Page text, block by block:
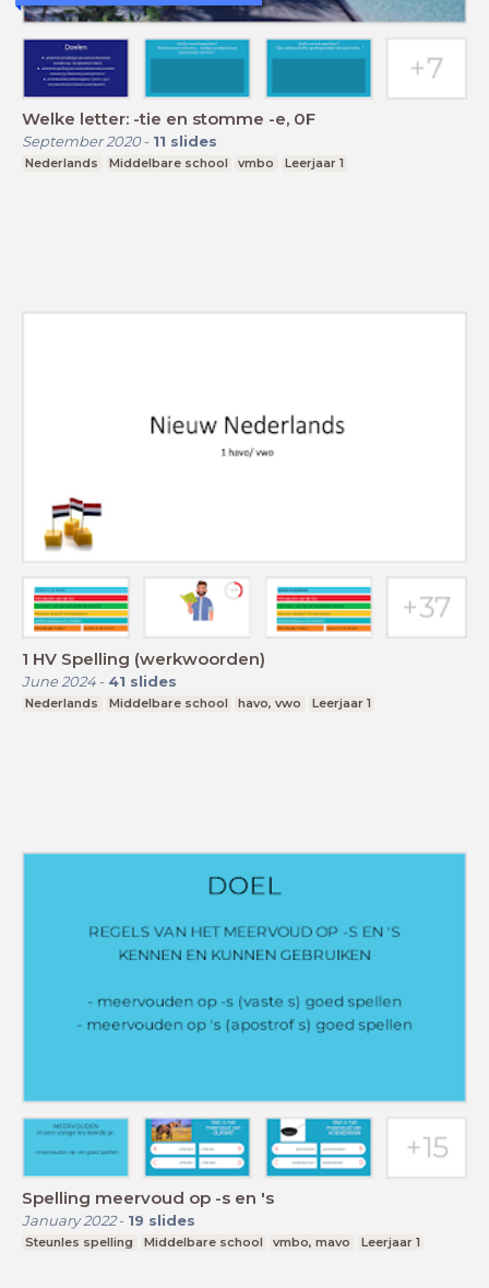
Welke letter: -tie en stomme -e, 0F
September 2020- 11 slides
Nederlands Middelbare school vmbo Leerjaar 1
1 HV Spelling (werkwoorden)
June 2024- 41 slides
Nederlands Middelbare school havo, vwo Leerjaar 1
Spelling meervoud op -s en 's
January 2022- 19 slides
Steunles spelling Middelbare school vmbo, mavo Leerjaar 1